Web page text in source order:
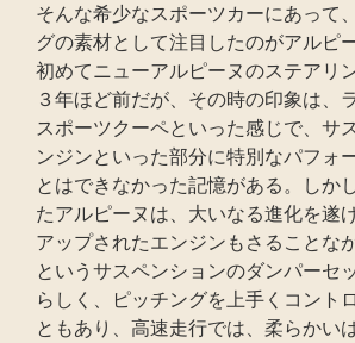
そんな希少なスポーツカーにあって
グの素材として注目したのがアルピ
初めてニューアルピーヌのステアリ
３年ほど前だが、その時の印象は、
スポーツクーペといった感じで、サ
ンジンといった部分に特別なパフォ
とはできなかった記憶がある。しか
たアルピーヌは、大いなる進化を遂
アップされたエンジンもさることな
というサスペンションのダンパーセ
らしく、ピッチングを上手くコント
ともあり、高速走行では、柔らかい